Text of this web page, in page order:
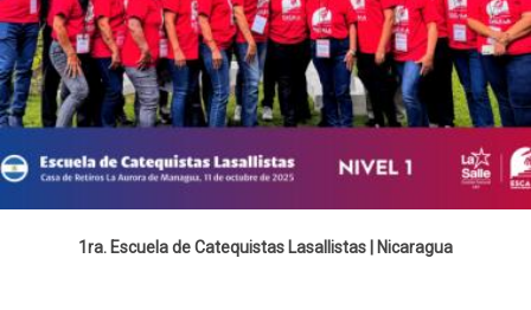
1ra. Escuela de Catequistas Lasallistas | Nicaragua